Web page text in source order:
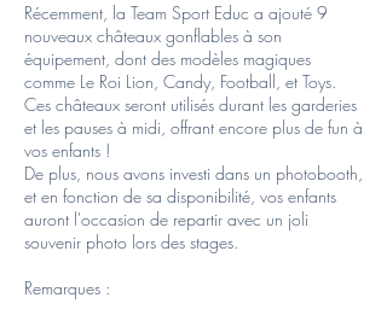
Récemment, la Team Sport Educ a ajouté 9
nouveaux châteaux gonflables à son
équipement, dont des modèles magiques
comme Le Roi Lion, Candy, Football, et Toys.
Ces châteaux seront utilisés durant les garderies
et les pauses à midi, offrant encore plus de fun à
vos enfants !
De plus, nous avons investi dans un photobooth,
et en fonction de sa disponibilité, vos enfants
auront l'occasion de repartir avec un joli
souvenir photo lors des stages.
Remarques :